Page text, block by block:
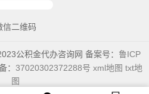
信二维码
公积金代办咨询网 备案号： 鲁ICP
： 37020302372288号 xml地图 txt地
图